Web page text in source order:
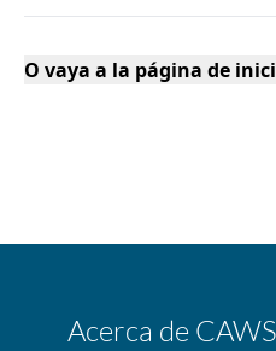
O vaya a la página de
Acerca de